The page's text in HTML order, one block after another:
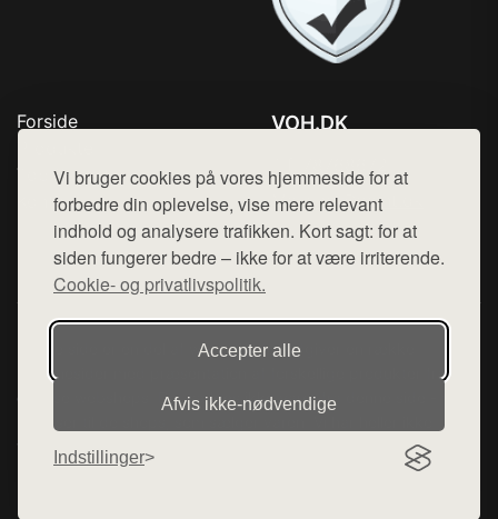
Vi bruger cookies på vores hjemmeside for at
forbedre din oplevelse, vise mere relevant
indhold og analysere trafikken. Kort sagt: for at
siden fungerer bedre – ikke for at være irriterende.
Cookie- og privatlivspolitik.
Accepter alle
Afvis ikke‑nødvendige
Indstillinger
Forside
Top Rabatter
Kontakt
VOH.DK
Mail: hej@want.dk
Cookie- og privatlivspolitik
Denne side er en del af want.dk, der udgiver en række
hjemmesider med præsentation af forskellige produkter fra
diverse webshops. Der sælges ikke varer fra denne side - vi
henviser til de shops, som sælger varen. Vi har heller ikke
varerne på lager.